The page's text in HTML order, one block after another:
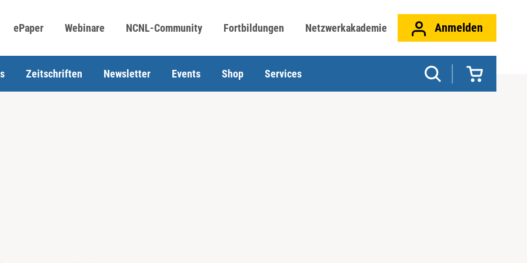
ePaper Webinare NCNL-Community Fortbildungen Netzwerkakademie Anmelden
Zeitschriften Newsletter Events Shop Services